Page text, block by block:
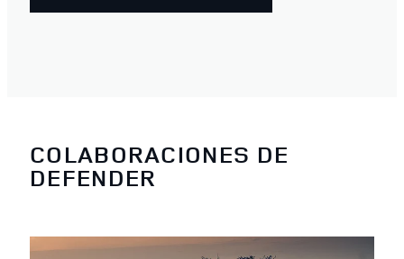
COLABORACIONES DE
DEFENDER